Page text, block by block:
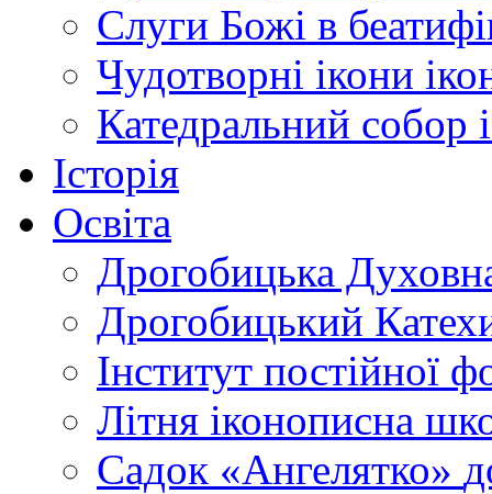
Слуги Божі в
Чудотворні ікони
Катедральний собор
Історія
Освіта
Дрогобицька
Дрогобицький
Інститут постійної
Літня іконописна
Садок «Ангелятко»